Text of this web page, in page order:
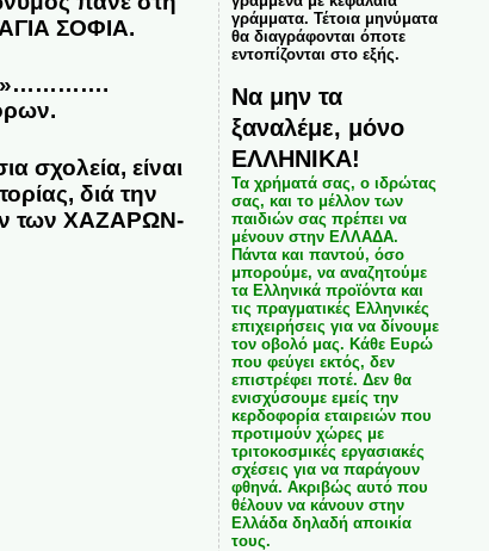
ΣΟΦΙΑ.
σχολεία, είναι
διά την
των ΧΑΖΑΡΩΝ-
γράμματα. Τέτοια μηνύματα
θα διαγράφονται όποτε
εντοπίζονται στο εξής.
Να μην τα
ξαναλέμε, μόνο
ΕΛΛΗΝΙΚΑ!
Τα χρήματά σας, ο ιδρώτας
σας, και το μέλλον των
παιδιών σας πρέπει να
μένουν στην ΕΛΛΑΔΑ.
Πάντα και παντού, όσο
μπορούμε, να αναζητούμε
τα Ελληνικά προϊόντα και
τις πραγματικές Ελληνικές
επιχειρήσεις για να δίνουμε
τον οβολό μας. Κάθε Ευρώ
που φεύγει εκτός, δεν
επιστρέφει ποτέ. Δεν θα
ενισχύσουμε εμείς την
κερδοφορία εταιρειών που
προτιμούν χώρες με
τριτοκοσμικές εργασιακές
σχέσεις για να παράγουν
φθηνά. Ακριβώς αυτό που
θέλουν να κάνουν στην
Ελλάδα δηλαδή αποικία
τους.